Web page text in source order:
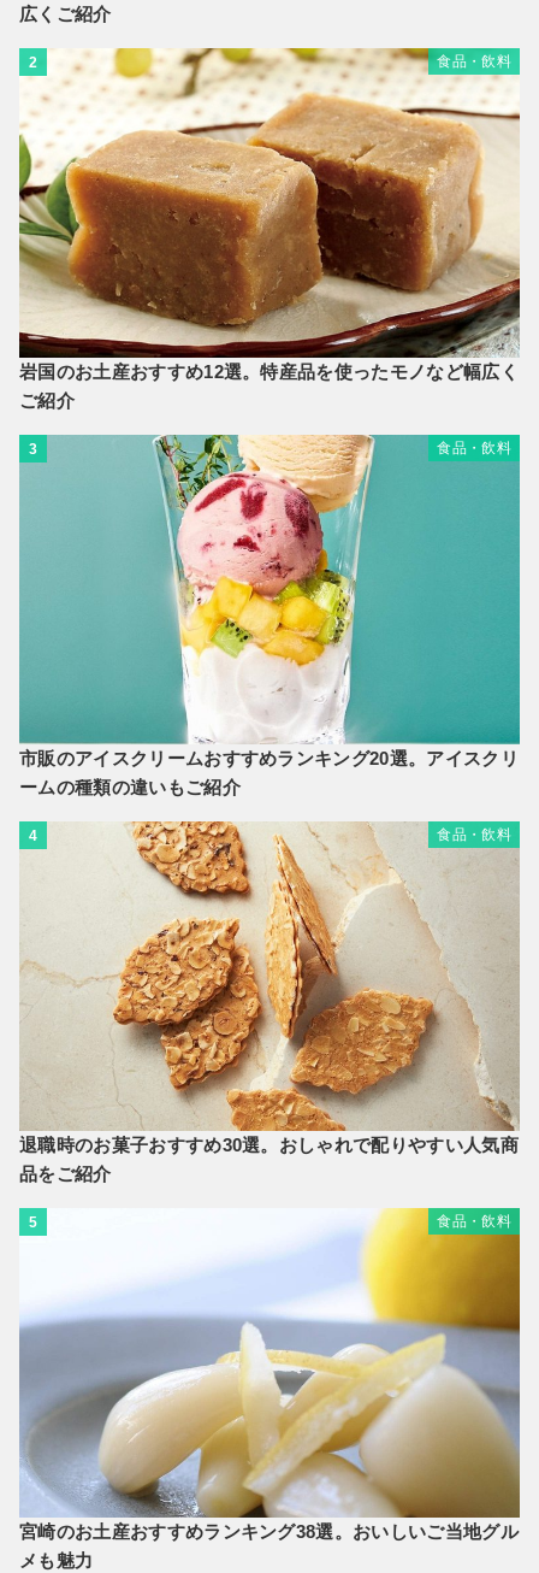
広くご紹介
2 食品・飲料
岩国のお土産おすすめ12選。特産品を使ったモノなど幅広く
ご紹介
3 食品・飲料
市販のアイスクリームおすすめランキング20選。アイスクリ
ームの種類の違いもご紹介
4 食品・飲料
退職時のお菓子おすすめ30選。おしゃれで配りやすい人気商
品をご紹介
5 食品・飲料
宮崎のお土産おすすめランキング38選。おいしいご当地グル
メも魅力